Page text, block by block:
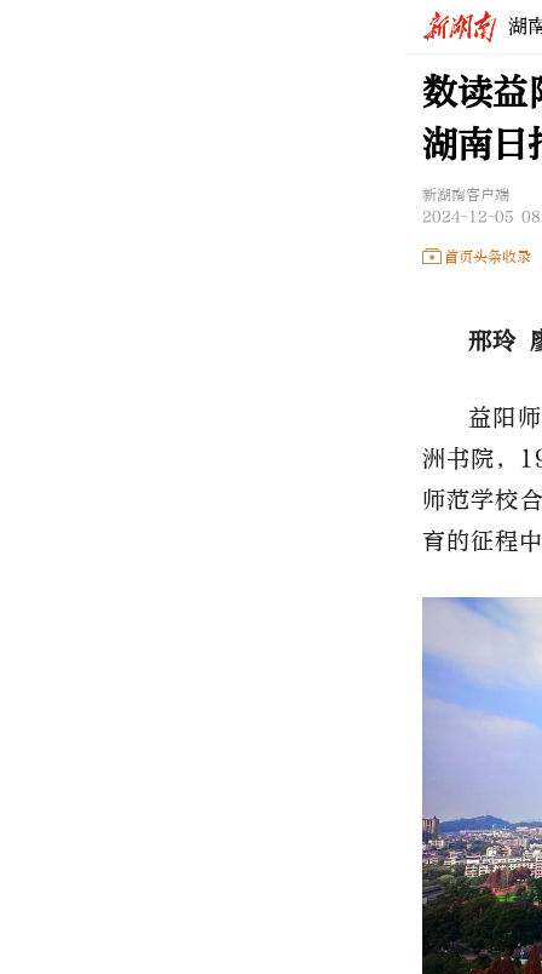
湖
数读益
湖南日
新湖南客户端
2024-12-05
首页头条收录
邢玲
益阳
洲书院，
师范学校
育的征程